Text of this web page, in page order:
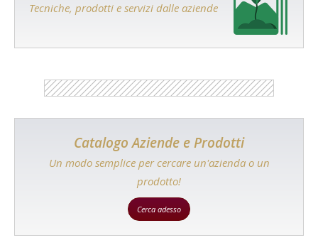
Tecniche, prodotti e servizi dalle aziende
Catalogo Aziende e Prodotti
Un modo semplice per cercare un'azienda o un
prodotto!
Cerca adesso